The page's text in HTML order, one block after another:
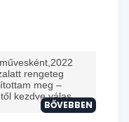
rengeteg
meg –
kezdve válas...
BŐVEBBEN